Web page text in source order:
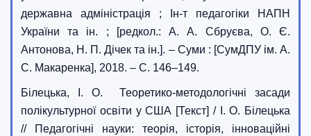
державна адміністрація ; Ін-т педагогіки НАПН
України та ін. ; [редкол.: А. А. Сбруєва, О. Є.
Антонова, Н. П. Дічек та ін.]. – Суми : [СумДПУ ім. А.
С. Макаренка], 2018. – С. 146–149.
Білецька, І. О. Теоретико-методологічні засади
полікультурної освіти у США [Текст] / І. О. Білецька
// Педагогічні науки: теорія, історія, інноваційні